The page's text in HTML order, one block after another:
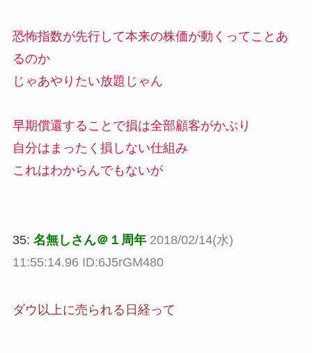
恐怖指数が先行して本来の株価が動くってことあ
るのか
じゃあやりたい放題じゃん
早期償還することで損は全部顧客がかぶり
自分はまったく損しない仕組み
これはわからんでもないが
35: 名無しさん＠１周年 2018/02/14(水)
11:55:14.96 ID:6J5rGM480
ダウ以上に売られる日経って